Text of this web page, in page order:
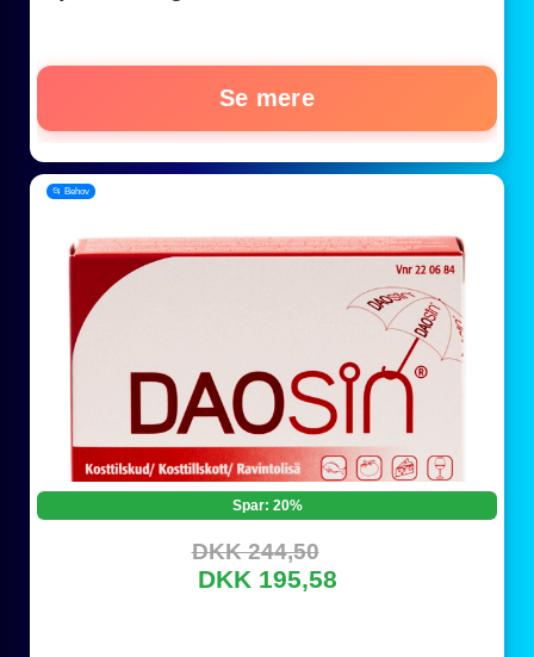
Se mere
📂 Behov
Spar: 20%
DKK 244,50
DKK 195,58